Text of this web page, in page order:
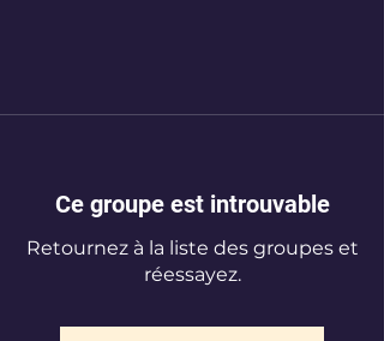
Ce groupe est introuvable
Retournez à la liste des groupes et
réessayez.